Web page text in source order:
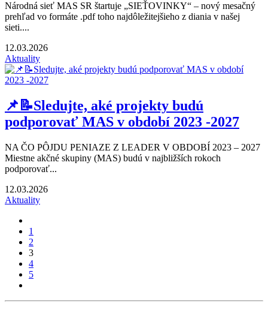
Národná sieť MAS SR štartuje „SIEŤOVINKY“ – nový mesačný
prehľad vo formáte .pdf toho najdôležitejšieho z diania v našej
sieti....
12.03.2026
Aktuality
📌📝Sledujte, aké projekty budú
podporovať MAS v období 2023 -2027
NA ČO PÔJDU PENIAZE Z LEADER V OBDOBÍ 2023 – 2027
Miestne akčné skupiny (MAS) budú v najbližších rokoch
podporovať...
12.03.2026
Aktuality
1
2
3
4
5